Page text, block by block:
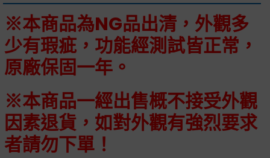
※本商品為NG品出清，外觀多
少有瑕疵，功能經測試皆正常，
原廠保固一年。
※本商品一經出售概不接受外觀
因素退貨，如對外觀有強烈要求
者請勿下單！